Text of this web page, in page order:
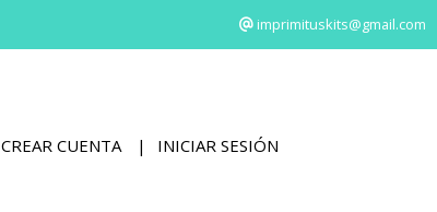
imprimituskits@gmail.com
CREAR CUENTA INICIAR SESIÓN